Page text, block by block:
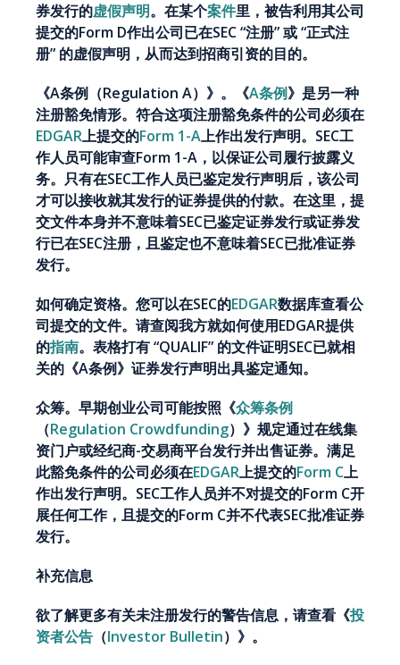
券发行的虚假声明。在某个案件里，被告利用其公司
提交的Form D作出公司已在SEC “注册” 或 “正式注
册” 的虚假声明，从而达到招商引资的目的。
《A条例（Regulation A）》。《A条例》是另一种
注册豁免情形。符合这项注册豁免条件的公司必须在
EDGAR上提交的Form 1-A上作出发行声明。SEC工
作人员可能审查Form 1-A，以保证公司履行披露义
务。只有在SEC工作人员已鉴定发行声明后，该公司
才可以接收就其发行的证券提供的付款。在这里，提
交文件本身并不意味着SEC已鉴定证券发行或证券发
行已在SEC注册，且鉴定也不意味着SEC已批准证券
发行。
如何确定资格。您可以在SEC的EDGAR数据库查看公
司提交的文件。请查阅我方就如何使用EDGAR提供
的指南。表格打有 “QUALIF” 的文件证明SEC已就相
关的《A条例》证券发行声明出具鉴定通知。
众筹。早期创业公司可能按照《众筹条例
（Regulation Crowdfunding）》规定通过在线集
资门户或经纪商-交易商平台发行并出售证券。满足
此豁免条件的公司必须在EDGAR上提交的Form C上
作出发行声明。SEC工作人员并不对提交的Form C开
展任何工作，且提交的Form C并不代表SEC批准证券
发行。
补充信息
欲了解更多有关未注册发行的警告信息，请查看《投
资者公告 （Investor Bulletin）》。